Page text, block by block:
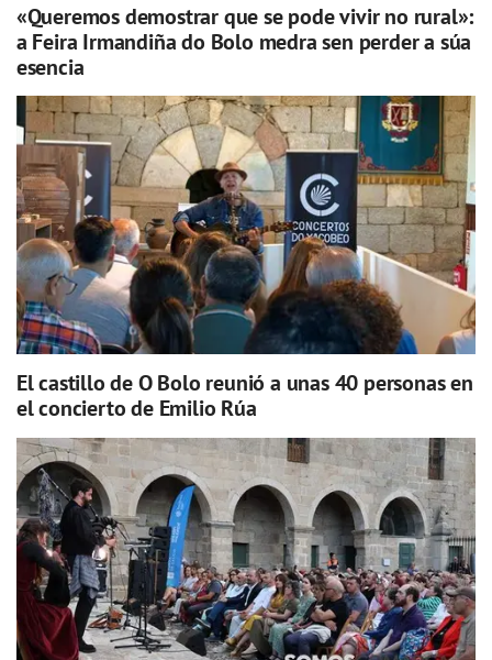
«Queremos demostrar que se pode vivir no rural»:
a Feira Irmandiña do Bolo medra sen perder a súa
esencia
El castillo de O Bolo reunió a unas 40 personas en
el concierto de Emilio Rúa